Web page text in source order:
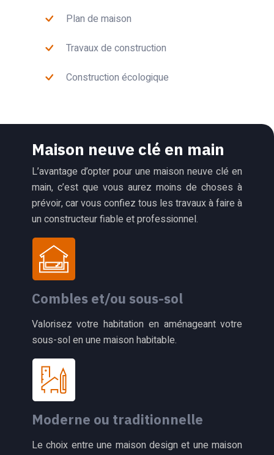
Plan de maison
Travaux de construction
Construction écologique
Maison neuve clé en main
L’avantage d’opter pour une maison neuve clé en
main, c’est que vous aurez moins de choses à
prévoir, car vous confiez tous les travaux à faire à
un constructeur fiable et professionnel.
Combles et/ou sous-sol
Valorisez votre habitation en aménageant votre
sous-sol en une maison habitable.
Moderne ou traditionnelle
Le choix entre une maison design et une maison